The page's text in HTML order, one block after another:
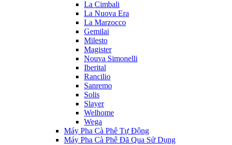
La Cimbali
La Nuova Era
La Marzocco
Gemilai
Milesto
Magister
Nouva Simonelli
Iberital
Rancilio
Sanremo
Solis
Slayer
Welhome
Wega
Máy Pha Cà Phê Tự Động
Máy Pha Cà Phê Đã Qua Sử Dụng